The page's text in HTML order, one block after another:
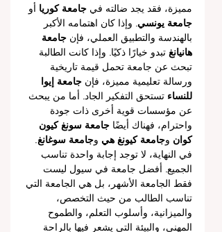
مميزة، فقد يجد ضالته في جامعة كوريا أو
جامعة يونسي . وإذا كان اهتمامه الأكبر
بالهندسة والتطبيق العملي، فإن جامعة
هانيانغ تبدو خيارًا ذكيًا. وإذا كانت الطالبة
تبحث عن جامعة تحمل قيمة تاريخية
ورسالة تعليمية مميزة، فإن جامعة إيوا
للنساء تستحق التفكير الجاد. أما من يبحث
عن مؤسسات قوية أخرى ذات جودة
واحترام، فهناك أيضًا جامعة سونغ كيون
كوان وجامعة كيونغ هي وجامعة سوغانغ
في النهاية، لا توجد إجابة واحدة تناسب
الجميع. أفضل جامعة في سيول ليست
فقط الجامعة الأشهر، بل هي الجامعة التي
تناسب الطالب من حيث التخصص،
والميزانية، وأسلوب التعلم، والطموح
المهني، والبيئة التي يشعر فيها بالراحة